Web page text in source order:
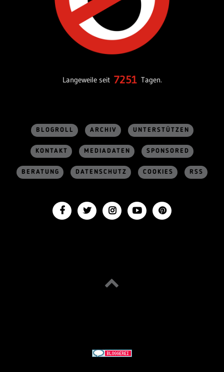
Langeweile seit 7251 Tagen.
BLOGROLL ARCHIV UNTERSTÜTZEN
KONTAKT MEDIADATEN SPONSORED
BERATUNG DATENSCHUTZ COOKIES RSS